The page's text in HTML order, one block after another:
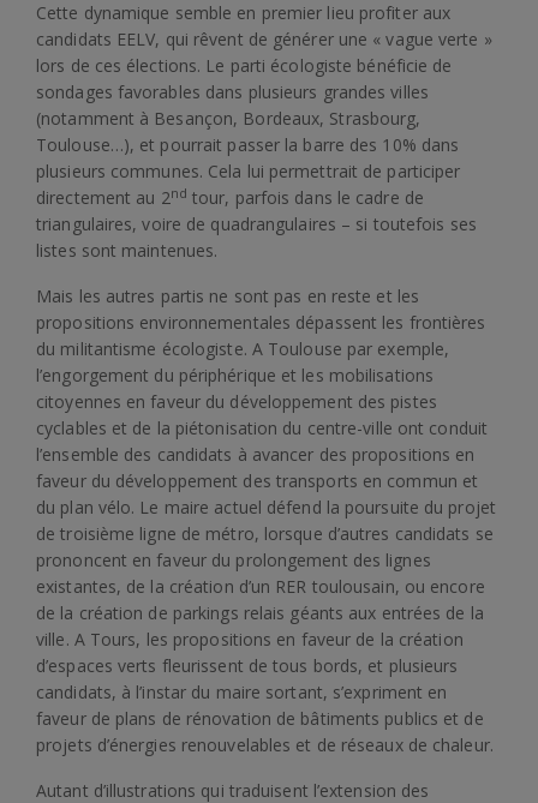
Cette dynamique semble en premier lieu profiter aux
candidats EELV, qui rêvent de générer une « vague verte »
lors de ces élections. Le parti écologiste bénéficie de
sondages favorables dans plusieurs grandes villes
(notamment à Besançon, Bordeaux, Strasbourg,
Toulouse…), et pourrait passer la barre des 10% dans
plusieurs communes. Cela lui permettrait de participer
directement au 2nd tour, parfois dans le cadre de
triangulaires, voire de quadrangulaires – si toutefois ses
listes sont maintenues.
Mais les autres partis ne sont pas en reste et les
propositions environnementales dépassent les frontières
du militantisme écologiste. A Toulouse par exemple,
l’engorgement du périphérique et les mobilisations
citoyennes en faveur du développement des pistes
cyclables et de la piétonisation du centre-ville ont conduit
l’ensemble des candidats à avancer des propositions en
faveur du développement des transports en commun et
du plan vélo. Le maire actuel défend la poursuite du projet
de troisième ligne de métro, lorsque d’autres candidats se
prononcent en faveur du prolongement des lignes
existantes, de la création d’un RER toulousain, ou encore
de la création de parkings relais géants aux entrées de la
ville. A Tours, les propositions en faveur de la création
d’espaces verts fleurissent de tous bords, et plusieurs
candidats, à l’instar du maire sortant, s’expriment en
faveur de plans de rénovation de bâtiments publics et de
projets d’énergies renouvelables et de réseaux de chaleur.
Autant d’illustrations qui traduisent l’extension des